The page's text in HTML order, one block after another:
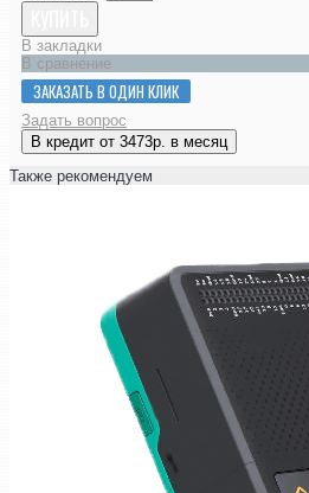
В закладки
В сравнение
ЗАКАЗАТЬ В ОДИН КЛИК
Задать вопрос
В кредит от 3473р. в месяц
Также рекомендуем